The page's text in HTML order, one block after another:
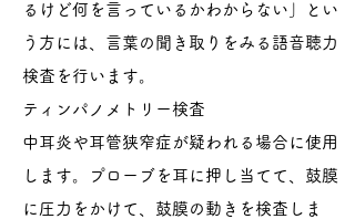
るけど何を言っているかわからない」とい
う方には、言葉の聞き取りをみる語音聴力
検査を行います。
ティンパノメトリー検査
中耳炎や耳管狭窄症が疑われる場合に使用
します。プローブを耳に押し当てて、鼓膜
に圧力をかけて、鼓膜の動きを検査しま